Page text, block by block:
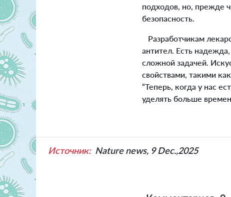
подходов, но, прежде
безопасность.
Разработчикам
антител. Есть
сложной задачей.
свойствами, такими
“Теперь, когда у нас
уделять больше
Источник: Nature news, 9 Dec.,2025